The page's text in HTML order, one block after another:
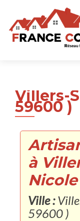
Villers-
59600 )
à
Ville :
59600 )